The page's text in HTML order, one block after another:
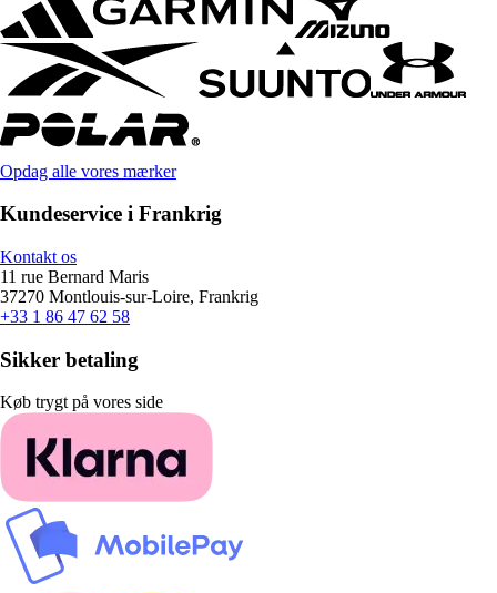
Opdag alle vores mærker
Kundeservice i Frankrig
Kontakt os
11 rue Bernard Maris
37270 Montlouis-sur-Loire, Frankrig
+33 1 86 47 62 58
Sikker betaling
Køb trygt på vores side